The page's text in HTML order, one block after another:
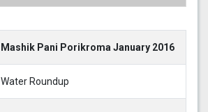
Mashik Pani Porikroma January 2016
Water Roundup